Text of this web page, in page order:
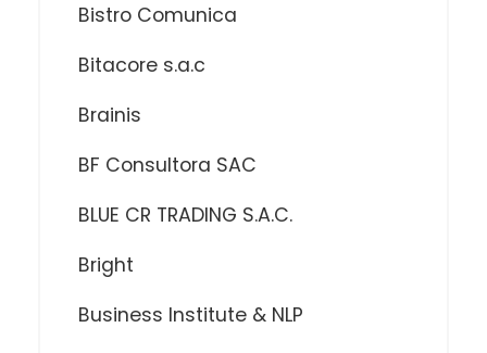
Bistro Comunica
Bitacore s.a.c
Brainis
BF Consultora SAC
BLUE CR TRADING S.A.C.
Bright
Business Institute & NLP